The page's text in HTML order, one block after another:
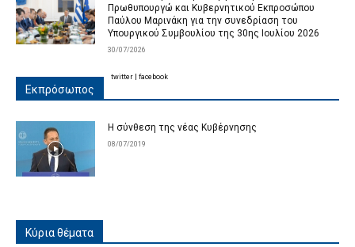
Πρωθυπουργώ και Κυβερνητικού Εκπροσώπου
Παύλου Μαρινάκη για την συνεδρίαση του
Υπουργικού Συμβουλίου της 30ης Ιουλίου 2026
30/07/2026
Εκπρόσωπος
Η σύνθεση της νέας Κυβέρνησης
08/07/2019
twitter facebook
Κύρια θέματα